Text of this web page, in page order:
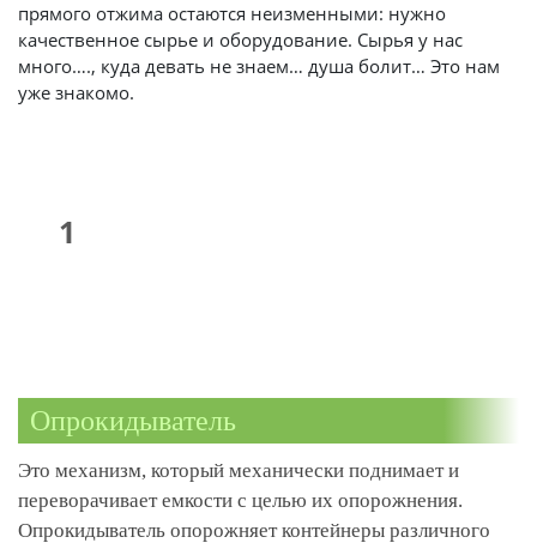
прямого отжима остаются неизменными: нужно
качественное сырье и оборудование. Сырья у нас
много…., куда девать не знаем… душа болит… Это нам
уже знакомо.
Опрокидыватель
Это механизм, который механически поднимает и
переворачивает емкости с целью их опорожнения.
Опрокидыватель опорожняет контейнеры различного